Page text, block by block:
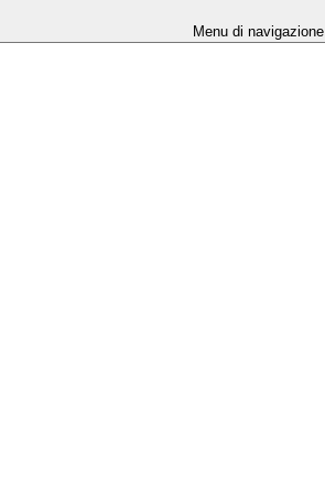
Menu di navigazione